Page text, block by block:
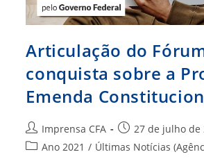
Articulação do
conquista sobre a
Emenda
Autor
do
Imprensa CFA
Post
publicado:
27 de julho de
Categoria
Ano 2021 / Últimas Notícias